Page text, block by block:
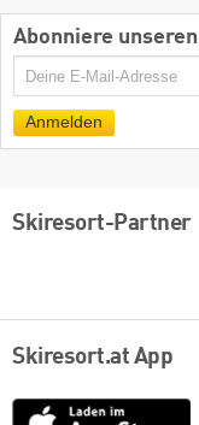
Abonniere
E-
Anmelden
Skiresort-Partner
Skiresort.at App
App